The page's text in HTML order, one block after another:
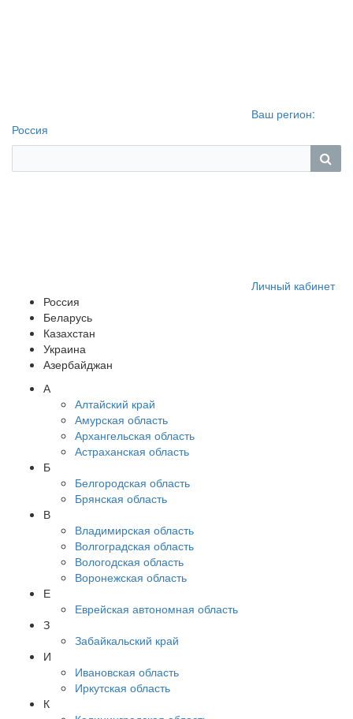
Ваш регион:
Россия
Личный кабинет
Россия
Беларусь
Казахстан
Украина
Азербайджан
А
Алтайский край
Амурская область
Архангельская область
Астраханская область
Б
Белгородская область
Брянская область
В
Владимирская область
Волгоградская область
Вологодская область
Воронежская область
Е
Еврейская автономная область
З
Забайкальский край
И
Ивановская область
Иркутская область
К